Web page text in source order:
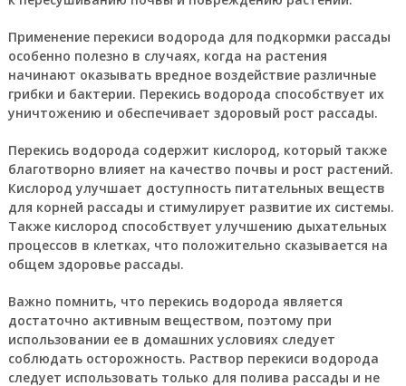
Применение перекиси водорода для подкормки рассады
особенно полезно в случаях, когда на растения
начинают оказывать вредное воздействие различные
грибки и бактерии. Перекись водорода способствует их
уничтожению и обеспечивает здоровый рост рассады.
Перекись водорода содержит кислород, который также
благотворно влияет на качество почвы и рост растений.
Кислород улучшает доступность питательных веществ
для корней рассады и стимулирует развитие их системы.
Также кислород способствует улучшению дыхательных
процессов в клетках, что положительно сказывается на
общем здоровье рассады.
Важно помнить, что перекись водорода является
достаточно активным веществом, поэтому при
использовании ее в домашних условиях следует
соблюдать осторожность. Раствор перекиси водорода
следует использовать только для полива рассады и не